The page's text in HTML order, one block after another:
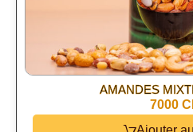
AMANDES
7000